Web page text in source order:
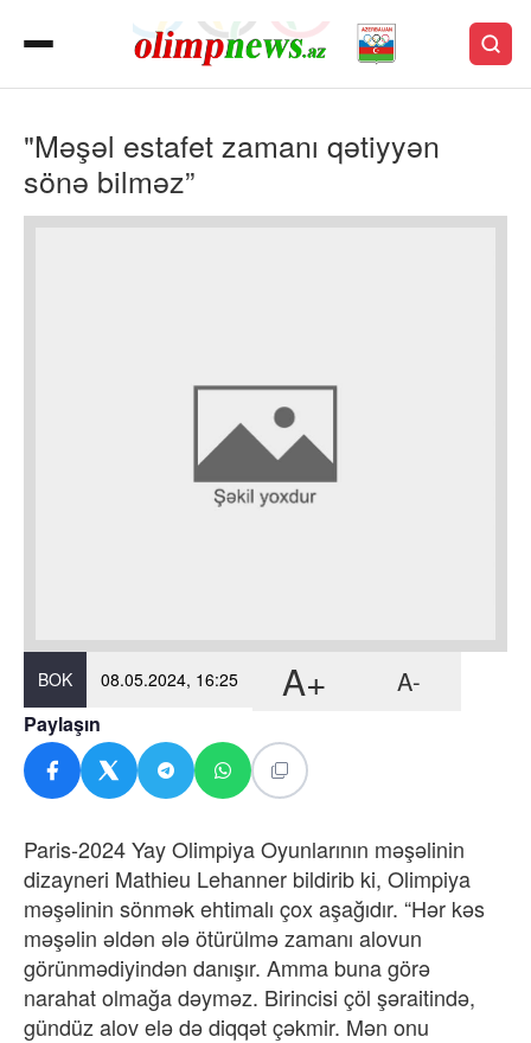
"Məşəl estafet zamanı qətiyyən
sönə bilməz”
BOK 08.05.2024, 16:25 A+ A-
Paylaşın
Paris-2024 Yay Olimpiya Oyunlarının məşəlinin
dizayneri Mathieu Lehanner bildirib ki, Olimpiya
məşəlinin sönmək ehtimalı çox aşağıdır. “Hər kəs
məşəlin əldən ələ ötürülmə zamanı alovun
görünmədiyindən danışır. Amma buna görə
narahat olmağa dəyməz. Birincisi çöl şəraitində,
gündüz alov elə də diqqət çəkmir. Mən onu